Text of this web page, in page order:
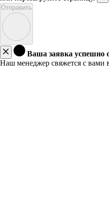
Отправить
Ваша заявка успешно
Наш менеджер свяжется с вами